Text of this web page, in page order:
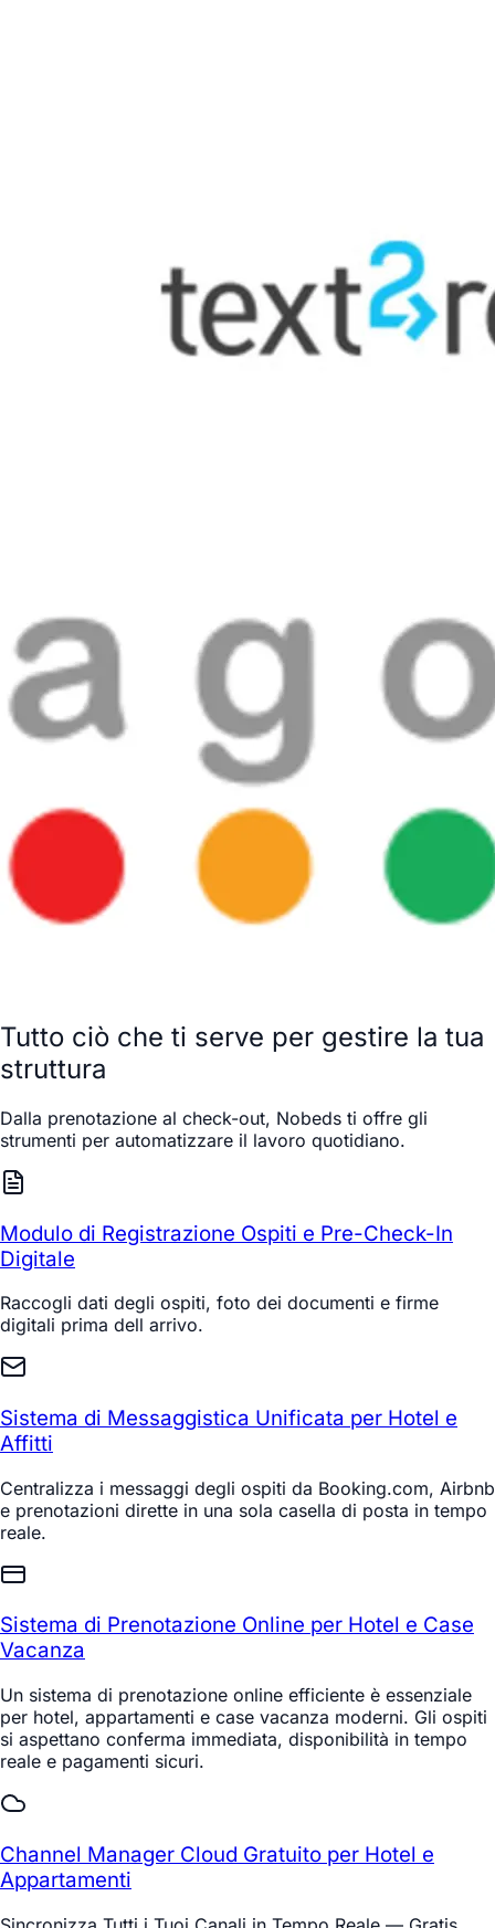
Tutto ciò che ti serve per gestire la tua
struttura
Dalla prenotazione al check-out, Nobeds ti offre gli
strumenti per automatizzare il lavoro quotidiano.
Modulo di Registrazione Ospiti e Pre-Check-In
Digitale
Raccogli dati degli ospiti, foto dei documenti e firme
digitali prima dell arrivo.
Sistema di Messaggistica Unificata per Hotel e
Affitti
Centralizza i messaggi degli ospiti da Booking.com, Airbnb
e prenotazioni dirette in una sola casella di posta in tempo
reale.
Sistema di Prenotazione Online per Hotel e Case
Vacanza
Un sistema di prenotazione online efficiente è essenziale
per hotel, appartamenti e case vacanza moderni. Gli ospiti
si aspettano conferma immediata, disponibilità in tempo
reale e pagamenti sicuri.
Channel Manager Cloud Gratuito per Hotel e
Appartamenti